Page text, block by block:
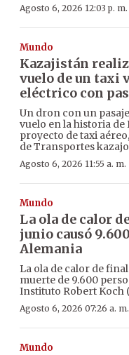
Agosto 6, 2026 12:03 p. m.
Mundo
Kazajistán
vuelo de un taxi
eléctrico con
Un dron con un
vuelo en la historia de
proyecto de taxi
de Transportes
Agosto 6, 2026 11:55 a. m.
Mundo
La ola de calor
junio causó
Alemania
La ola de calor de
muerte de 9.600
Instituto Robert Koch
Agosto 6, 2026 07:26 a. m.
Mundo